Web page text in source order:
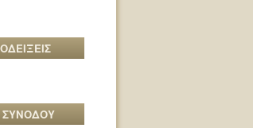
ΣΥΝΟΔΟΥ